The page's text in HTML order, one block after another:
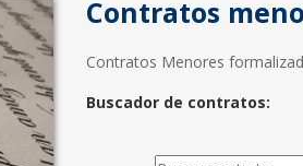
Contratos
Contratos Menores
Buscador de contratos: